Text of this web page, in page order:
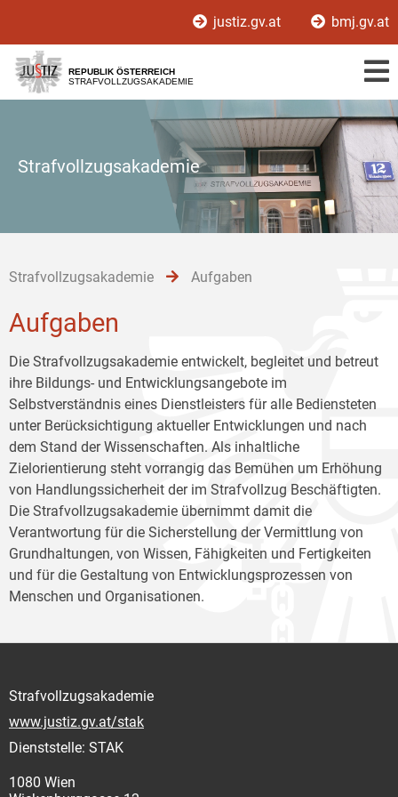
[1]
[2]
[3]
justiz.gv.at bmj.gv.at
REPUBLIK ÖSTERREICH
STRAFVOLLZUGSAKADEMIE
Strafvollzugsakademie
Strafvollzugsakademie Aufgaben
Aufgaben
Die Strafvollzugsakademie entwickelt, begleitet und betreut
ihre Bildungs- und Entwicklungsangebote im
Selbstverständnis eines Dienstleisters für alle Bediensteten
unter Berücksichtigung aktueller Entwicklungen und nach
dem Stand der Wissenschaften. Als inhaltliche
Zielorientierung steht vorrangig das Bemühen um Erhöhung
von Handlungssicherheit der im Strafvollzug Beschäftigten.
Die Strafvollzugsakademie übernimmt damit die
Verantwortung für die Sicherstellung der Vermittlung von
Grundhaltungen, von Wissen, Fähigkeiten und Fertigkeiten
und für die Gestaltung von Entwicklungsprozessen von
Menschen und Organisationen.
Strafvollzugsakademie
www.justiz.gv.at/stak
Dienststelle: STAK
1080 Wien